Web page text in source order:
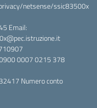
netsense/ssic83500x
Email:
0007 0215 378
Numero conto